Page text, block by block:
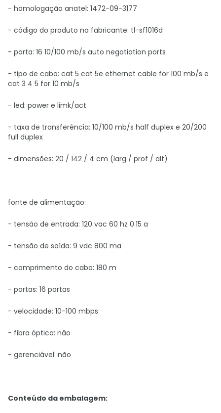
- homologação anatel: 1472-09-3177
- código do produto no fabricante: tl-sf1016d
- porta: 16 10/100 mb/s auto negotiation ports
- tipo de cabo: cat 5 cat 5e ethernet cable for 100 mb/s e
cat 3 4 5 for 10 mb/s
- led: power e limk/act
- taxa de transferência: 10/100 mb/s half duplex e 20/200
full duplex
- dimensões: 20 / 142 / 4 cm (larg / prof / alt)
fonte de alimentação:
- tensão de entrada: 120 vac 60 hz 0.15 a
- tensão de saída: 9 vdc 800 ma
- comprimento do cabo: 180 m
- portas: 16 portas
- velocidade: 10-100 mbps
- fibra óptica: não
- gerenciável: não
Conteúdo da embalagem: